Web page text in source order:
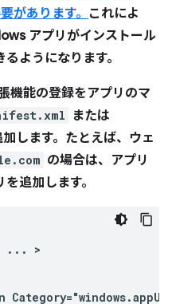
があります。 これによ
アプリがインストール
ようになります。
機能の登録をアプリのマ
または
加します。たとえば、ウェ
の場合は、アプリ
追加します。
...